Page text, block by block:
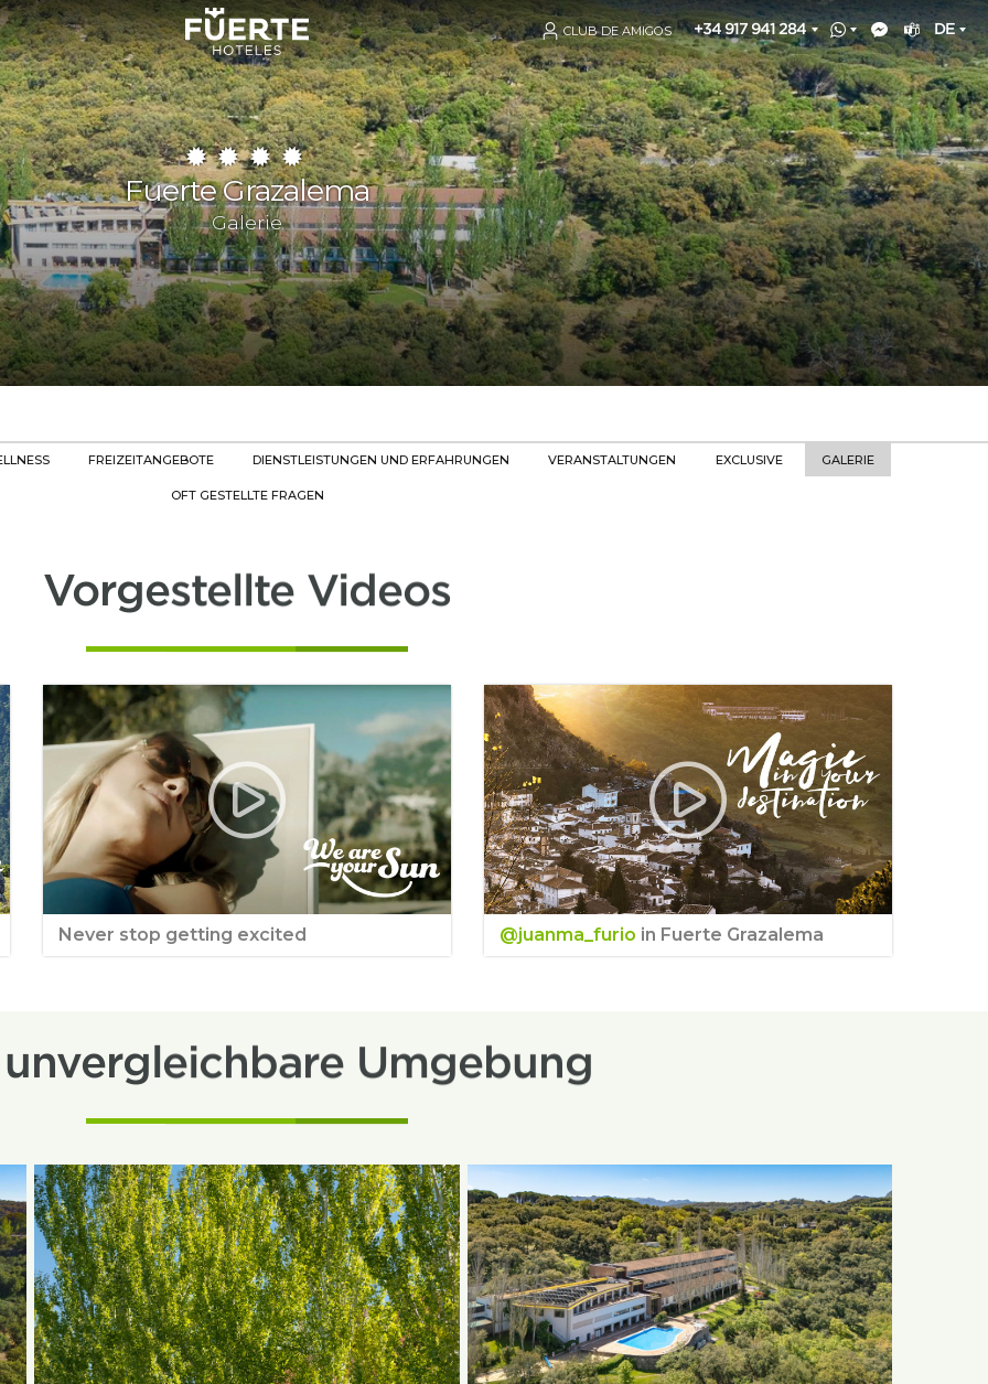
CLUB DE AMIGOS +34 917 941 284 DE
Fuerte Grazalema
Galerie
FREIZEITANGEBOTE DIENSTLEISTUNGEN UND ERFAHRUNGEN VERANSTALTUNGEN EXCLUSIVE GALERIE
OFT GESTELLTE FRAGEN
Vorgestellte Videos
Never stop getting excited @juanma_furio in Fuerte Grazalema
Umgebung